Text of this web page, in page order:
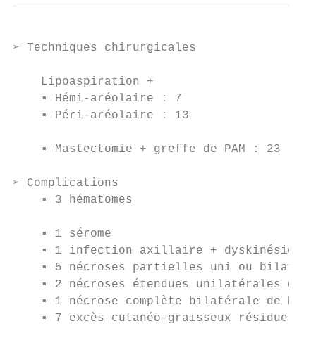
➢ Techniques chirurgicales
    Lipoaspiration +
    ▪ Hémi-aréolaire : 7
▪ Péri-aréolaire : 13
    ▪ Mastectomie + greffe de PAM : 23
➢ Complications
▪ 3 hématomes
    ▪ 1 sérome
    ▪ 1 infection axillaire + dyskinésie
▪ 5 nécroses partielles uni ou
▪ 2 nécroses étendues unilatérales de
▪ 1 nécrose complète bilatérale de
▪ 7 excès cutanéo-graisseux résiduels